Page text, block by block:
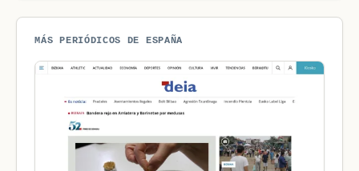
MÁS PERIÓDICOS DE ESPAÑA